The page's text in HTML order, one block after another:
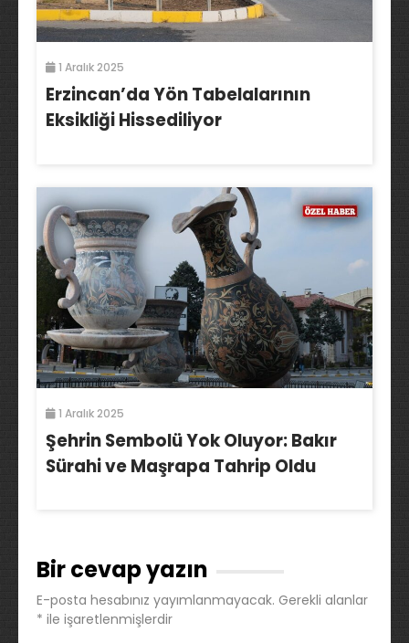
1 Aralık 2025
Erzincan’da Yön Tabelalarının
Eksikliği Hissediliyor
1 Aralık 2025
Şehrin Sembolü Yok Oluyor: Bakır
Sürahi ve Maşrapa Tahrip Oldu
Bir cevap yazın
E-posta hesabınız yayımlanmayacak. Gerekli alanlar
* ile işaretlenmişlerdir